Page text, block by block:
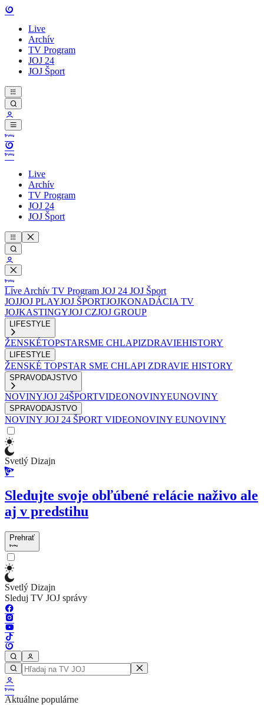
Live
Archív
TV Program
JOJ 24
JOJ Šport
Live
Archív
TV Program
JOJ 24
JOJ Šport
Live Archív TV Program JOJ 24 JOJ Šport
JOJJOJ PLAYJOJ ŠPORTJOJKONADÁCIA TV
JOJKASTINGYJOJ CZJOJ GROUP
LIFESTYLE
ŽENSKÉTOPSTARSME CHLAPIZDRAVIEHISTORY
LIFESTYLE
ŽENSKÉ TOPSTAR SME CHLAPI ZDRAVIE HISTORY
SPRAVODAJSTVO
NOVINYJOJ 24ŠPORTVIDEONOVINYEUNOVINY
SPRAVODAJSTVO
NOVINY JOJ 24 ŠPORT VIDEONOVINY EUNOVINY
Svetlý Dizajn
Sledujte svoje obľúbené relácie naživo ale
aj v predstihu
Prehrať
Svetlý Dizajn
Sleduj TV JOJ správy
Aktuálne populárne